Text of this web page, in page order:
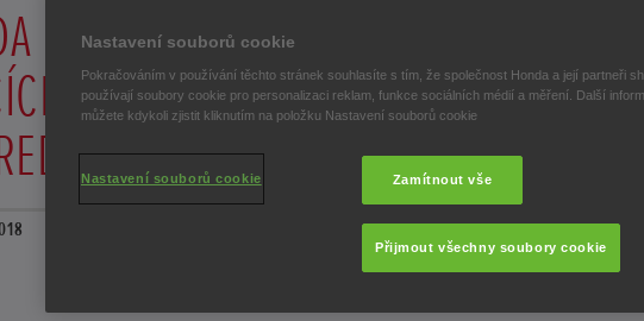
BUDE DODAVATELEM
JEDNOTEK F1 PRO
BULL RACING
Nastavení souborů cookie
Pokračováním v používání těchto stránek souhlasíte s tím, že společnost Honda a její partneři
používají soubory cookie pro personalizaci reklam, funkce sociálních médií a měření. Další
můžete kdykoli zjistit kliknutím na položku Nastavení souborů cookie
Zamítnout vše
Přijmout všechny soubory cookie
Nastavení souborů cookie